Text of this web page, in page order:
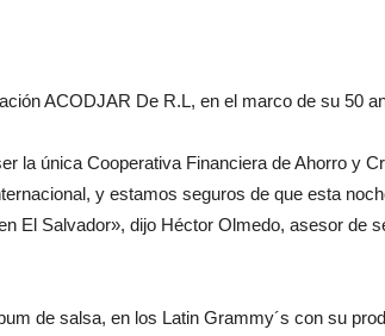
ACODJAR De R.L, en el marco de su 50
la única Cooperativa Financiera de Ahorro y
y estamos seguros de que esta
El Salvador», dijo Héctor Olmedo, asesor de
de salsa, en los Latin Grammy´s con su